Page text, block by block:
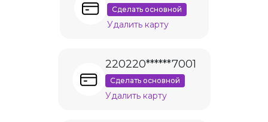
Сделать основной
Удалить карту
220220******7001
Сделать основной
Удалить карту